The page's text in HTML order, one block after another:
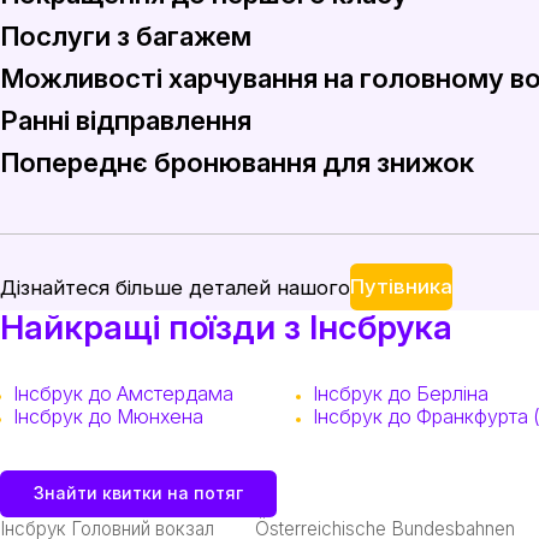
Для більш тривалих подорожей подумайте про
Послуги з багажем
Головний вокзал Інсбрука пропонує зручні послуги
Можливості харчування на головному
Скористайтеся можливостями харчування на
Ранні відправлення
Щоб максимально використати свій час в Інсбруку,
Попереднє бронювання для знижок
Дізнайтеся більше деталей нашогоПутівника
Найкращі поїзди з Інсбрука
Інсбрук до Амстердама
Інсбрук до Мюнхена
Інсбрук до Берліна
Інсбрук до Франкфурта
Знайти квитки на потяг
Інсбрук Головний вокзал Österreichische Bundesbahnen